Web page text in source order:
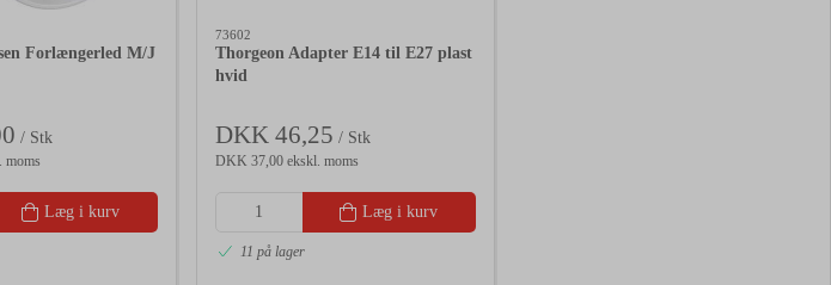
Forlængerled M/J
/ Stk
moms
Læg i kurv
73602
Thorgeon Adapter E14 til E27 plast
hvid
DKK 46,25 / Stk
DKK 37,00 ekskl. moms
Læg i kurv
11 på lager